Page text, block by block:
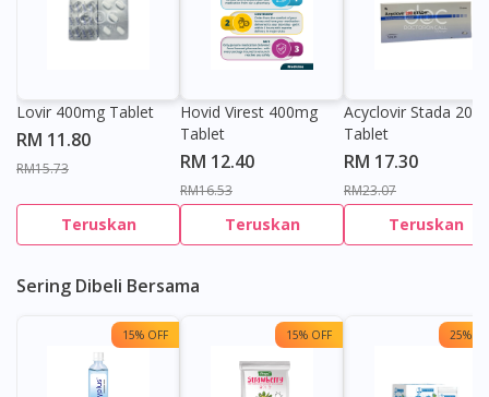
Lovir 400mg Tablet
RM 11.80
RM15.73
Teruskan
Hovid Virest 400mg
Tablet
RM 12.40
RM16.53
Teruskan
Acyclovir Stada
Tablet
RM 17.30
RM23.07
Teruskan
Sering Dibeli Bersama
15% OFF 15% OFF 25%